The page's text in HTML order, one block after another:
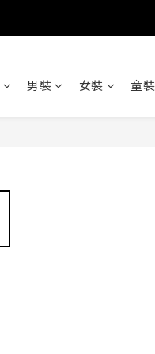
男裝 女裝 童裝